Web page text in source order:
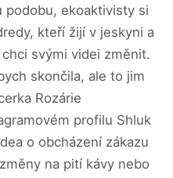
podobu, ekoaktivisty si
kteří žijí v jeskyni a
svými videi změnit.
skončila, ale to jim
Rozárie
profilu Shluk
o obcházení zákazu
na pití kávy nebo